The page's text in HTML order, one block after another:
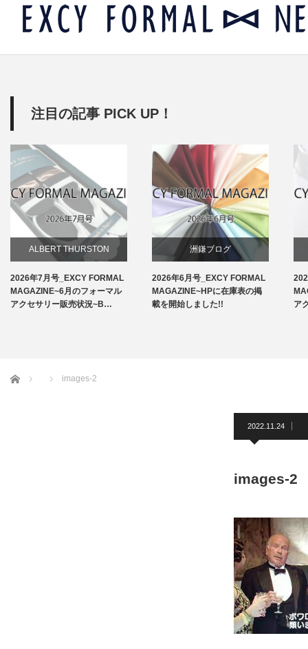
注目の記事 PICK UP！
ALBERT THURSTON
お知らせ
2026年7月号_EXCY FORMAL
MAGAZINE~6月のフォーマル
アクセサリー販売状況~B…
洲鎌ブログ
2026年6月号_EXCY FORMAL
MAGAZINE~HPに在庫表の掲
載を開始しました!!
ア
ホーム images-2
2022.11.24
images-2